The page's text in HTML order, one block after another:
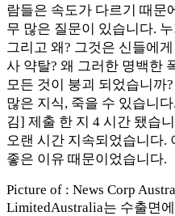
람들은 속도가 다르기 때문
무 많은 질문이 있습니다.
그리고 왜? 그것은 신들에
사 약탈? 왜 그러한 명백한
모든 것이 붕괴 되었습니까
많은 지식, 죽을 수 있습니
김] 제출 한 지 4 시간 됐습
오랜 시간 지속되었습니다.
좋은 이유 때문이었습니다.
Picture of : News Corp
LimitedAustralia는 수출면